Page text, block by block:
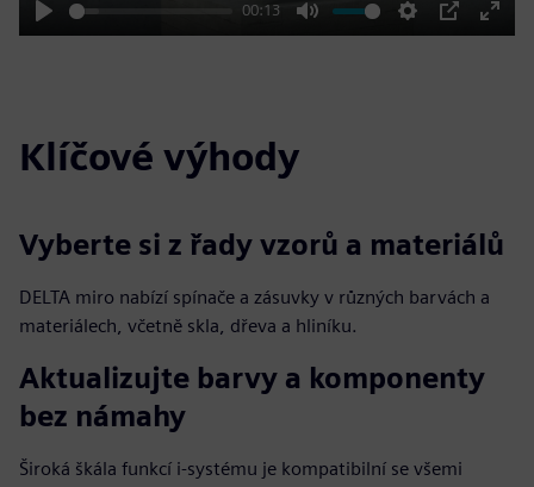
Play
00:13
Mute Settings
PIP
Enter
Klíčové výhody
Vyberte si z řady vzorů a materiálů
DELTA miro nabízí spínače a zásuvky v různých barvách a
materiálech, včetně skla, dřeva a hliníku.
Aktualizujte barvy a komponenty
bez námahy
Široká škála funkcí i-systému je kompatibilní se všemi